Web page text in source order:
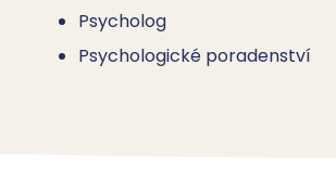
Psycholog
Psychologické poradenství